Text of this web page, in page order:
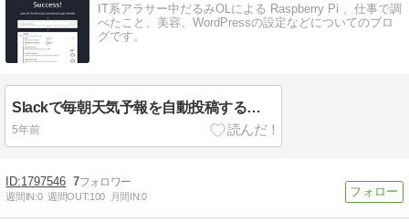
IT系アラサー中だるみOLによる Raspberry Pi 、仕事で調
べたこと、美容、WordPressの設定などについてのブロ
グです。
Slackで毎朝天気予報を自動投稿する（20210404update)
5年前
1797546 7
週間IN:0 週間OUT:100 月間IN:0